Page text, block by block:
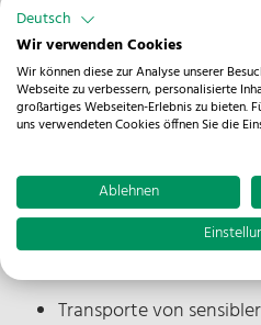
National & International
Verkehrslenkende
Expresstransporte
Transporte von
Deutsch
Wir verwenden Cookies
Wir können diese zur Analyse unserer
Webseite zu verbessern, personalisierte
großartiges Webseiten-Erlebnis zu bieten.
uns verwendeten Cookies öffnen Sie die
Ablehnen